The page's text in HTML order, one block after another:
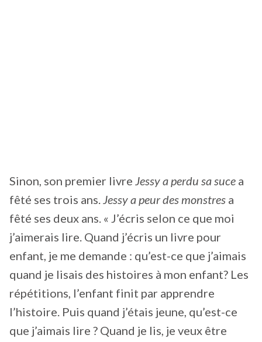
Sinon, son premier livre Jessy a perdu sa suce a
fêté ses trois ans.Jessy a peur des monstres a
fêté ses deux ans. « J’écris selon ce que moi
j’aimerais lire. Quand j’écris un livre pour
enfant, je me demande : qu’est-ce que j’aimais
quand je lisais des histoires à mon enfant? Les
répétitions, l’enfant finit par apprendre
l’histoire. Puis quand j’étais jeune, qu’est-ce
que j’aimais lire ? Quand je lis, je veux être